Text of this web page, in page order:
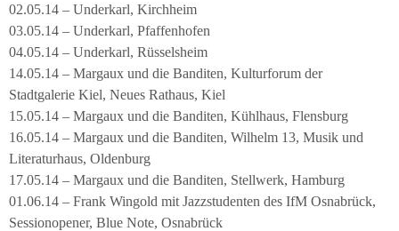
02.05.14 – Underkarl, Kirchheim
03.05.14 – Underkarl, Pfaffenhofen
04.05.14 – Underkarl, Rüsselsheim
14.05.14 – Margaux und die Banditen, Kulturforum der
Stadtgalerie Kiel, Neues Rathaus, Kiel
15.05.14 – Margaux und die Banditen, Kühlhaus, Flensburg
16.05.14 – Margaux und die Banditen, Wilhelm 13, Musik und
Literaturhaus, Oldenburg
17.05.14 – Margaux und die Banditen, Stellwerk, Hamburg
01.06.14 – Frank Wingold mit Jazzstudenten des IfM Osnabrück,
Sessionopener, Blue Note, Osnabrück